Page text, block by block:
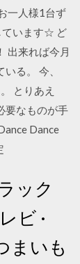
一人様1台ず
ています☆ ど
出来れば今月
る。 今、
とりあえ
要なものが手
Dance
ック
ビ ·
まいも